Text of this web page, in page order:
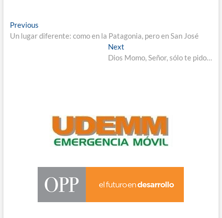
Navegación
de
PreviousPrevious
post:
Un lugar diferente: como en la Patagonia, pero en San José
Next
post:
Dios Momo, Señor, sólo te pido…